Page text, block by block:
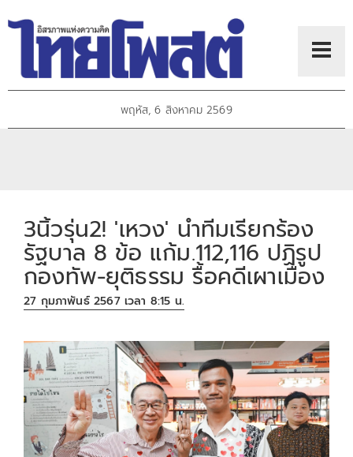
พฤหัส, 6 สิงหาคม 2569
3นิ้วรุ่น2! 'เหวง' นำทีมเรียกร้อง
รัฐบาล 8 ข้อ แก้ม.112,116 ปฏิรูป
กองทัพ-ยุติธรรม รื้อคดีเผาเมือง
27 กุมภาพันธ์ 2567 เวลา 8:15 น.